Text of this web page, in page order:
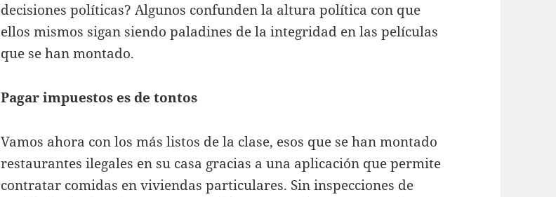
decisiones políticas? Algunos confunden la altura política con que
ellos mismos sigan siendo paladines de la integridad en las películas
que se han montado.
Pagar impuestos es de tontos
Vamos ahora con los más listos de la clase, esos que se han montado
restaurantes ilegales en su casa gracias a una aplicación que permite
contratar comidas en viviendas particulares. Sin inspecciones de